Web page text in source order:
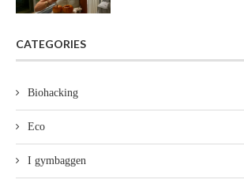
CATEGORIES
Biohacking
Eco
I gymbaggen